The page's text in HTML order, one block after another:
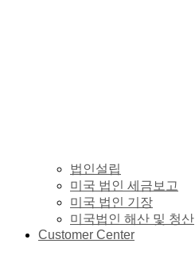
법인설립
미국 법인 세금보고
미국 법인 기장
미국법인 해산 및 청산
Customer Center